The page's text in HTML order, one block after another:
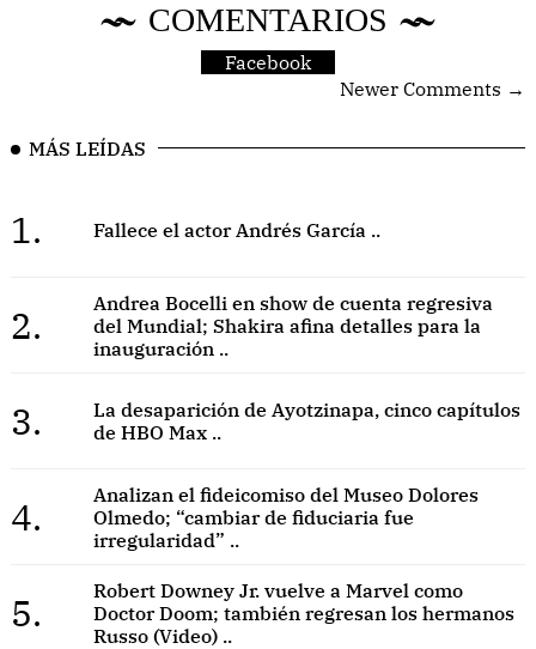
COMENTARIOS
Facebook
Newer Comments →
MÁS LEÍDAS
1. Fallece el actor Andrés García ..
2.
Andrea Bocelli en show de cuenta regresiva
del Mundial; Shakira afina detalles para la
inauguración ..
3.
La desaparición de Ayotzinapa, cinco capítulos
de HBO Max ..
4.
Analizan el fideicomiso del Museo Dolores
Olmedo; “cambiar de fiduciaria fue
irregularidad” ..
5.
Robert Downey Jr. vuelve a Marvel como
Doctor Doom; también regresan los hermanos
Russo (Video) ..